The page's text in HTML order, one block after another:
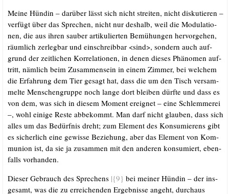
Mei­ne Hün­din – dar­über lässt sich nicht strei­ten, nicht dis­ku­tie­ren –
ver­fügt über das Spre­chen, nicht nur des­halb, weil die Modu­la­tio­
nen, die aus ihren sau­ber arti­ku­lier­ten Bemü­hun­gen her­vor­ge­hen,
räum­lich zer­leg­bar und ein­schreib­bar <sind>, son­dern auch auf­
grund der zeit­li­chen Kor­re­la­tio­nen, in denen die­ses Phä­no­men auf­
tritt, näm­lich beim Zusam­men­sein in einem Zim­mer, bei wel­chem
die Erfah­rung dem Tier gesagt hat, dass die um den Tisch ver­sam­
mel­te Men­schen­grup­pe noch lan­ge dort blei­ben dürf­te und dass es
von dem, was sich in die­sem Moment ereig­net – eine Schlem­me­rei
–, wohl eini­ge Res­te abbe­kommt. Man darf nicht glau­ben, dass sich
alles um das Bedürf­nis dreht; zum Ele­ment des Kon­su­mie­rens gibt
es sicher­lich eine gewis­se Bezie­hung, aber das Ele­ment von Kom­
mu­ni­on ist, da sie ja zusam­men mit den ande­ren kon­su­miert, eben­
falls vorhanden.
Die­ser Gebrauch des Spre­chens |{9} bei mei­ner Hün­din – der ins­
ge­samt, was die zu errei­chen­den Ergeb­nis­se angeht, durch­aus